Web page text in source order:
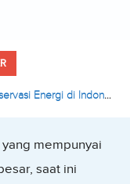
Perkembangan Implementasi Kebijakan Konservasi Energi di Indonesia
mempunyai
saat ini